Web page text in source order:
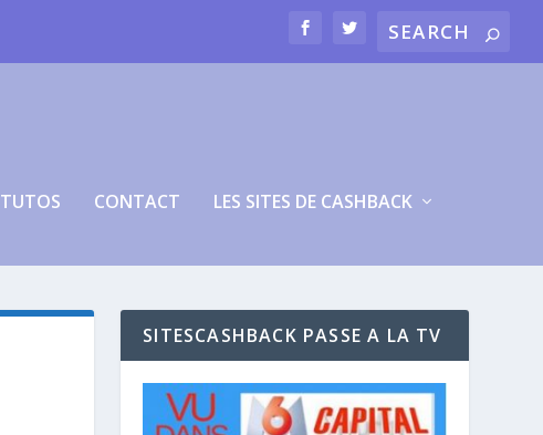
TUTOS CONTACT LES SITES DE CASHBACK
SITESCASHBACK PASSE A LA TV